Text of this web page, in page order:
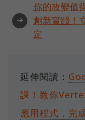
➜
你的改變值
創新實踐！
定
延伸閱讀：
課！教你
應用程式，完